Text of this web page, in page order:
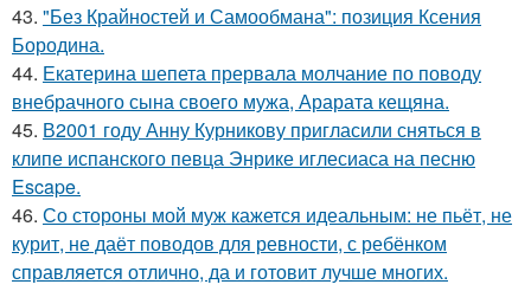
43. "Без Крайностей и Самообмана": позиция Ксения
Бородина.
44. Екатерина шепета прервала молчание по поводу
внебрачного сына своего мужа, Арарата кещяна.
45. В2001 году Анну Курникову пригласили сняться в
клипе испанского певца Энрике иглесиаса на песню
Escape.
46. Со стороны мой муж кажется идеальным: не пьёт, не
курит, не даёт поводов для ревности, с ребёнком
справляется отлично, да и готовит лучше многих.